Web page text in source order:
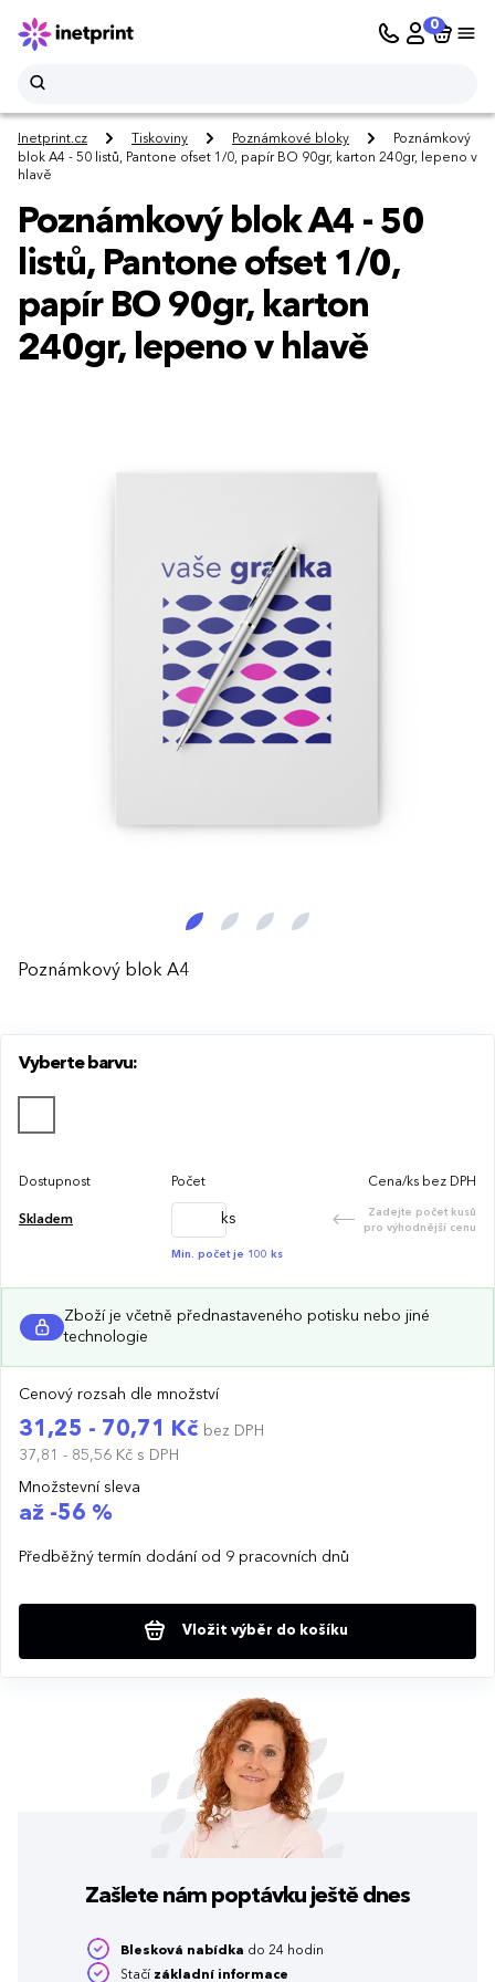
0
Inetprint.cz Tiskoviny Poznámkové bloky
Poznámkový
blok A4 - 50 listů, Pantone ofset 1/0, papír BO 90gr, karton 240gr, lepeno v
hlavě
Poznámkový blok A4 - 50
listů, Pantone ofset 1/0,
papír BO 90gr, karton
240gr, lepeno v hlavě
Poznámkový blok A4
Vyberte barvu:
Dostupnost Počet Cena/ks bez DPH
Skladem ks
Zadejte počet kusů
pro výhodnější cenu
Min. počet je 100 ks
Zboží je včetně přednastaveného potisku nebo jiné
technologie
Cenový rozsah dle množství
31,25 - 70,71 Kč bez DPH
37,81 - 85,56 Kč s DPH
Množstevní sleva
až -56 %
Předběžný termín dodání od 9 pracovních dnů
Vložit výběr do košíku
Zašlete nám poptávku ještě dnes
Blesková nabídka do 24 hodin
Stačí základní informace